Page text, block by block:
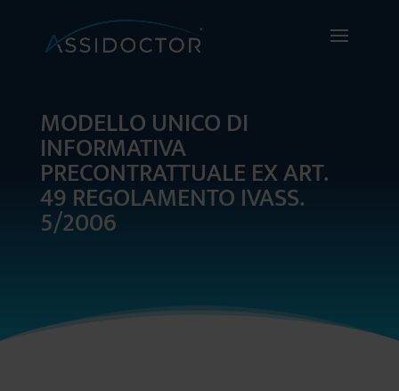
MODELLO UNICO DI
INFORMATIVA
PRECONTRATTUALE EX ART.
49 REGOLAMENTO IVASS.
5/2006